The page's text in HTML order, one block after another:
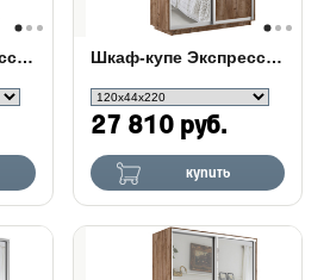
Шкаф-купе Экспресс 2-х дверный (ЛДСП, зеркало) Шкаф-купе Экспресс Люкс 2-х дверный (ЛДСП, зеркало)
27 810 руб.
купить